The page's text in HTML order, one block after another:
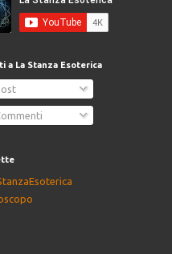
a La Stanza Esoterica